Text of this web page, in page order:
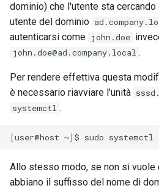
dominio) che l'utente sta
utente del dominio
autenticarsi come john.doe
john.doe@ad.company.local .
Per rendere effettiva questa
è necessario riavviare l'unità
systemctl .
[user@host ~] $ sudo systemctl
Allo stesso modo, se non si vuole
abbiano il suffisso del nome di